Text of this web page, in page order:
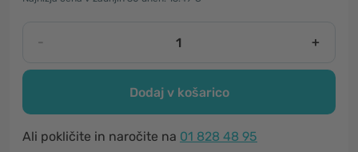
- +
Dodaj v košarico
Ali pokličite in naročite na 01 828 48 95